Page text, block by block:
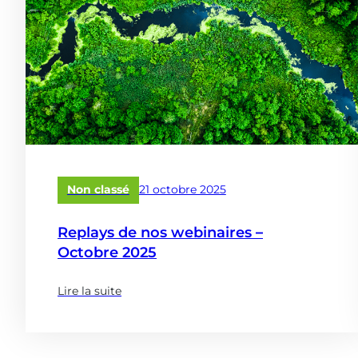
Non classé
Publié
le
21 octobre 2025
Replays de nos webinaires –
Octobre 2025
Lire la suite
(à